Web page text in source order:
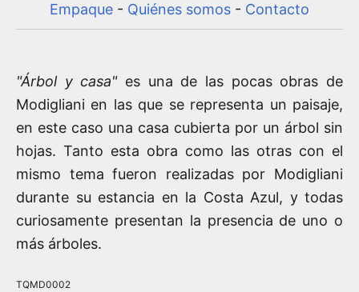
Empaque - Quiénes somos - Contacto
"Árbol y casa"es una de las pocas obras de
Modigliani en las que se representa un paisaje,
en este caso una casa cubierta por un árbol sin
hojas. Tanto esta obra como las otras con el
mismo tema fueron realizadas por Modigliani
durante su estancia en la Costa Azul, y todas
curiosamente presentan la presencia de uno o
más árboles.
TQMD0002